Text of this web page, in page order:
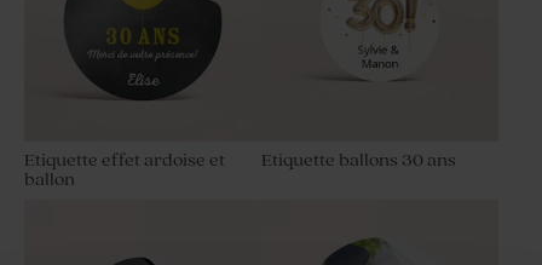
Etiquette effet ardoise et
ballon
Etiquette ballons 30 ans